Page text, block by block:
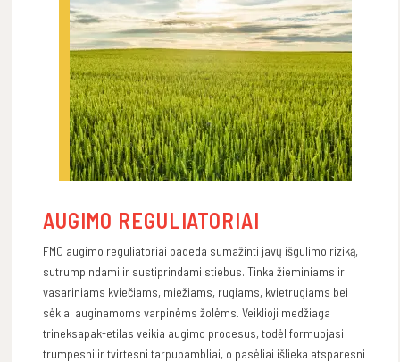
AUGIMO REGULIATORIAI
FMC augimo reguliatoriai padeda sumažinti javų išgulimo riziką,
sutrumpindami ir sustiprindami stiebus. Tinka žieminiams ir
vasariniams kviečiams, miežiams, rugiams, kvietrugiams bei
sėklai auginamoms varpinėms žolėms. Veiklioji medžiaga
trineksapak-etilas veikia augimo procesus, todėl formuojasi
trumpesni ir tvirtesni tarpubambliai, o pasėliai išlieka atsparesni